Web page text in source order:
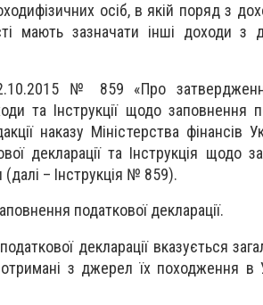
осіб, в якій поряд з
мають зазначати інші доходи з
№ 859 «Про
та Інструкції щодо заповнення
наказу Міністерства фінансів
декларації та Інструкція щодо
(далі – Інструкція № 859).
податкової декларації.
декларації вказується
з джерел їх походження в